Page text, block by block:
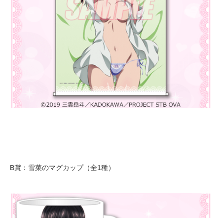
B賞：雪菜のマグカップ（全1種）